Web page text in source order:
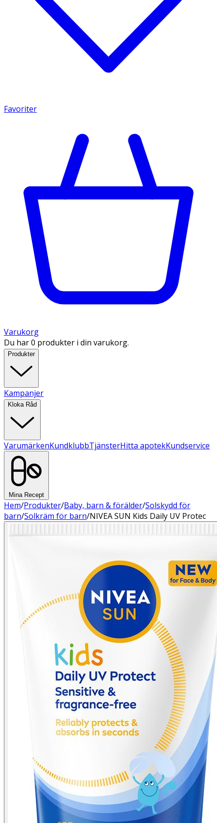
Favoriter
Varukorg
Du har 0 produkter i din varukorg.
Produkter
Kampanjer
Kloka Råd
VarumärkenKundklubbTjänsterHitta apotekKundservice
Mina Recept
Hem/Produkter/Baby, barn & förälder/Solskydd för
barn/Solkräm för barn/NIVEA SUN Kids Daily UV Protec